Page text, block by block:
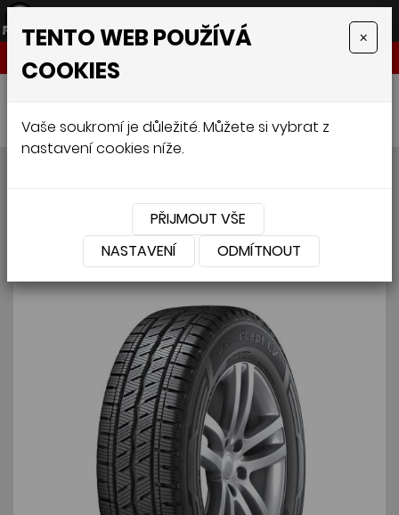
HANKOOK RW12 225/65 R16C 112/110R
R16C 112/110R
TENTO WEB POUŽÍVÁ
COOKIES
×
Vaše soukromí je důležité. Můžete si vybrat z
nastavení cookies níže.
PŘIJMOUT VŠE
NASTAVENÍ
ODMÍTNOUT